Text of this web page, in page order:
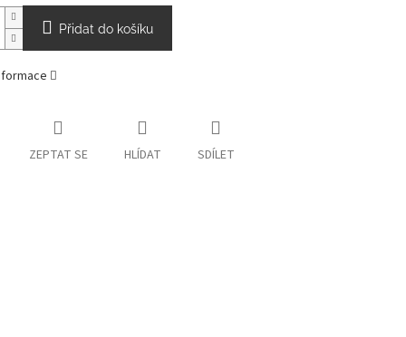
Přidat do košíku
ZEPTAT SE HLÍDAT SDÍLET